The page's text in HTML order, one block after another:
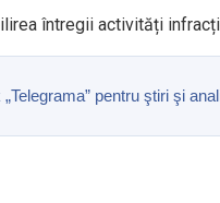
întregii activități
pentru ştiri şi